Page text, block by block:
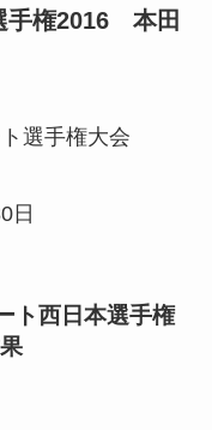
手権2016 本田
選手権大会
日
ト西日本選手権